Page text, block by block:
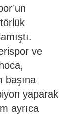
ve
başına
yaparak
ayrıca